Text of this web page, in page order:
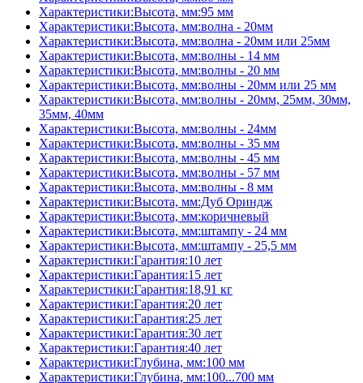
Характеристики:Высота, мм:95 мм
Характеристики:Высота, мм:волна - 20мм
Характеристики:Высота, мм:волна - 20мм или 25мм
Характеристики:Высота, мм:волны - 14 мм
Характеристики:Высота, мм:волны - 20 мм
Характеристики:Высота, мм:волны - 20мм или 25 мм
Характеристики:Высота, мм:волны - 20мм, 25мм, 30мм,
35мм, 40мм
Характеристики:Высота, мм:волны - 24мм
Характеристики:Высота, мм:волны - 35 мм
Характеристики:Высота, мм:волны - 45 мм
Характеристики:Высота, мм:волны - 57 мм
Характеристики:Высота, мм:волны - 8 мм
Характеристики:Высота, мм:Дуб Ориндж
Характеристики:Высота, мм:коричневый
Характеристики:Высота, мм:штампу - 24 мм
Характеристики:Высота, мм:штампу - 25,5 мм
Характеристики:Гарантия:10 лет
Характеристики:Гарантия:15 лет
Характеристики:Гарантия:18,91 кг
Характеристики:Гарантия:20 лет
Характеристики:Гарантия:25 лет
Характеристики:Гарантия:30 лет
Характеристики:Гарантия:40 лет
Характеристики:Глубина, мм:100 мм
Характеристики:Глубина, мм:100...700 мм